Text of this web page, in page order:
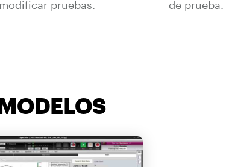
pruebas.
de prueba.